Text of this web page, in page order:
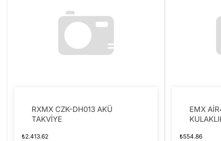
RXMX CZK-DH013 AKÜ
TAKVİYE
₺2.413.62
EMX
₺554.86